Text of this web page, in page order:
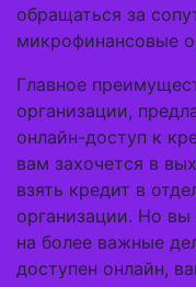
обращаться за
микрофинансовые
Главное
организации,
онлайн-доступ к
вам захочется в
взять кредит в
организации. Но
на более важные
доступен онлайн,